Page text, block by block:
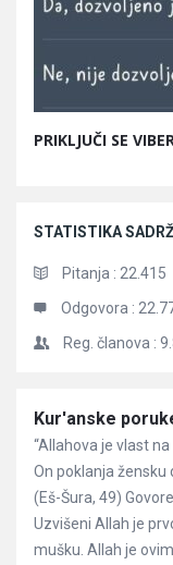
PRIKLJUČI SE
STATISTIKA
Pitanja : 22.415
Odgovora :
Reg. članova :
Članci
Kur'anske
“Allahova je vlast
On poklanja žensku
(Eš-Šura, 49)
Uzvišeni Allah je
mušku. Allah je